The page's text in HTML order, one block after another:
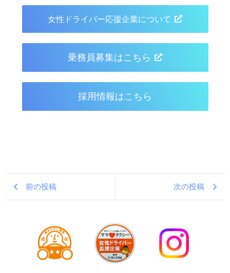
女性ドライバー応援企業について
乗務員募集はこちら
採用情報はこちら
前の投稿 次の投稿